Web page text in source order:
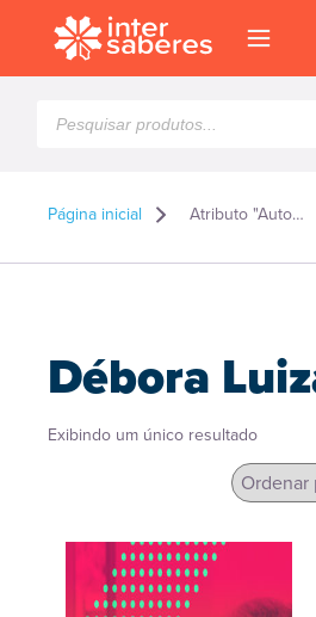
produtos
Página inicial Atributo "Autor" de produto
Débora
Exibindo um único resultado